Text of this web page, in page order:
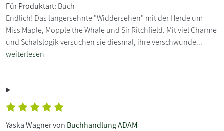
Für Produktart: Buch
Endlich! Das langersehnte "Widdersehen" mit der Herde um
Miss Maple, Mopple the Whale und Sir Ritchfield. Mit viel Charme
und Schafslogik versuchen sie diesmal, ihre verschwunde...
weiterlesen
Yaska Wagner von Buchhandlung ADAM